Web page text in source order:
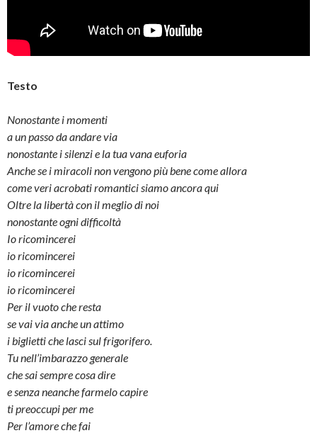
Testo
Nonostante i momenti
a un passo da andare via
nonostante i silenzi e la tua vana euforia
Anche se i miracoli non vengono più bene come allora
come veri acrobati romantici siamo ancora qui
Oltre la libertà con il meglio di noi
nonostante ogni difficoltà
Io ricomincerei
io ricomincerei
io ricomincerei
io ricomincerei
Per il vuoto che resta
se vai via anche un attimo
i biglietti che lasci sul frigorifero.
Tu nell’imbarazzo generale
che sai sempre cosa dire
e senza neanche farmelo capire
ti preoccupi per me
Per l’amore che fai